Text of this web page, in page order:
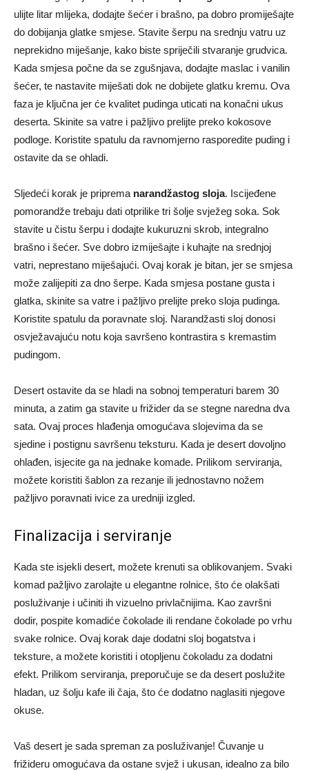
ulijte litar mlijeka, dodajte šećer i brašno, pa dobro promiješajte
do dobijanja glatke smjese. Stavite šerpu na srednju vatru uz
neprekidno miješanje, kako biste spriječili stvaranje grudvica.
Kada smjesa počne da se zgušnjava, dodajte maslac i vanilin
šećer, te nastavite miješati dok ne dobijete glatku kremu. Ova
faza je ključna jer će kvalitet pudinga uticati na konačni ukus
deserta. Skinite sa vatre i pažljivo prelijte preko kokosove
podloge. Koristite spatulu da ravnomjerno rasporedite puding i
ostavite da se ohladi.
Sljedeći korak je priprema narandžastog sloja. Iscijeđene
pomorandže trebaju dati otprilike tri šolje svježeg soka. Sok
stavite u čistu šerpu i dodajte kukuruzni skrob, integralno
brašno i šećer. Sve dobro izmiješajte i kuhajte na srednjoj
vatri, neprestano miješajući. Ovaj korak je bitan, jer se smjesa
može zalijepiti za dno šerpe. Kada smjesa postane gusta i
glatka, skinite sa vatre i pažljivo prelijte preko sloja pudinga.
Koristite spatulu da poravnate sloj. Narandžasti sloj donosi
osvježavajuću notu koja savršeno kontrastira s kremastim
pudingom.
Desert ostavite da se hladi na sobnoj temperaturi barem 30
minuta, a zatim ga stavite u frižider da se stegne naredna dva
sata. Ovaj proces hlađenja omogućava slojevima da se
sjedine i postignu savršenu teksturu. Kada je desert dovoljno
ohlađen, isjecite ga na jednake komade. Prilikom serviranja,
možete koristiti šablon za rezanje ili jednostavno nožem
pažljivo poravnati ivice za uredniji izgled.
Finalizacija i serviranje
Kada ste isjekli desert, možete krenuti sa oblikovanjem. Svaki
komad pažljivo zarolajte u elegantne rolnice, što će olakšati
posluživanje i učiniti ih vizuelno privlačnijima. Kao završni
dodir, pospite komadiće čokolade ili rendane čokolade po vrhu
svake rolnice. Ovaj korak daje dodatni sloj bogatstva i
teksture, a možete koristiti i otopljenu čokoladu za dodatni
efekt. Prilikom serviranja, preporučuje se da desert poslužite
hladan, uz šolju kafe ili čaja, što će dodatno naglasiti njegove
okuse.
Vaš desert je sada spreman za posluživanje! Čuvanje u
frižideru omogućava da ostane svjež i ukusan, idealno za bilo